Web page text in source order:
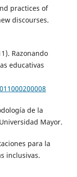
practices of
discourses.
Razonando
educativas
de la
Mayor.
para la
inclusivas.